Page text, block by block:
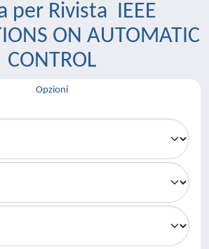
per Rivista IEEE
ON AUTOMATIC
CONTROL
Opzioni